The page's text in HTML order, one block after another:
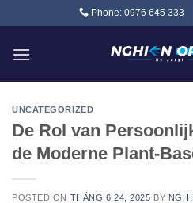
to
content
Phone: 0976 645 333
UNCATEGORIZED
De Rol van
de Moderne Plant-
POSTED ON THÁNG 6 24, 2025 BY